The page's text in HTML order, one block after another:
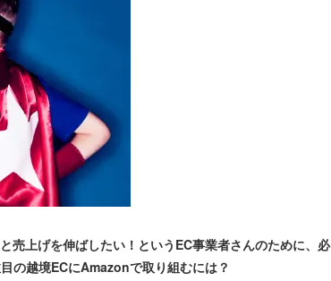
売上げを伸ばしたい！というEC事業者さんのために、必
の越境ECにAmazonで取り組むには？